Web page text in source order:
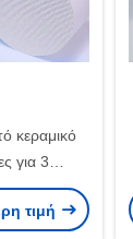
κεραμικό
για 3
τιμή